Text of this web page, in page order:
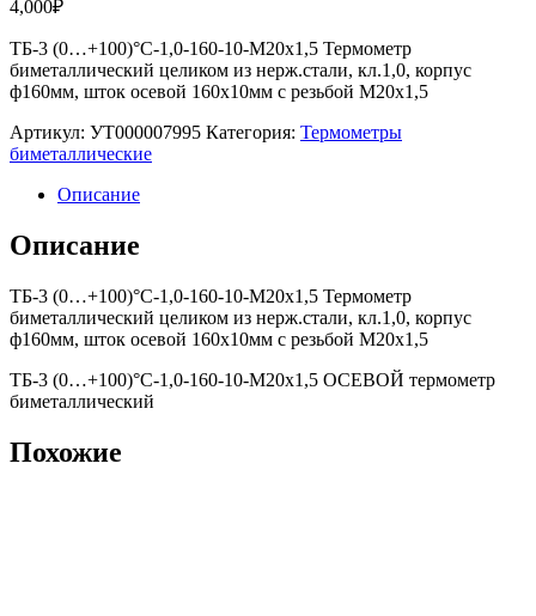
4,000₽
ТБ-3 (0…+100)°С-1,0-160-10-М20х1,5 Термометр
биметаллический целиком из нерж.стали, кл.1,0, корпус
ф160мм, шток осевой 160х10мм с резьбой М20х1,5
Артикул: УТ000007995 Категория: Термометры
биметаллические
Описание
Описание
ТБ-3 (0…+100)°С-1,0-160-10-М20х1,5 Термометр
биметаллический целиком из нерж.стали, кл.1,0, корпус
ф160мм, шток осевой 160х10мм с резьбой М20х1,5
ТБ-3 (0…+100)°С-1,0-160-10-М20х1,5 ОСЕВОЙ термометр
биметаллический
Похожие